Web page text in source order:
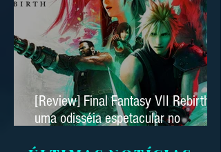
[Review] Final Fantasy VII Rebirth é
uma odisséia espetacular no